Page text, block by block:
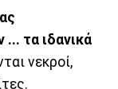
τα ιδανικά
νεκροί,